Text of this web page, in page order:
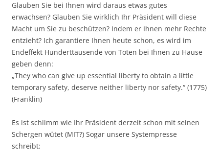
Glauben Sie bei Ihnen wird daraus etwas gutes
erwachsen? Glauben Sie wirklich Ihr Präsident will diese
Macht um Sie zu beschützen? Indem er Ihnen mehr Rechte
entzieht? Ich garantiere Ihnen heute schon, es wird im
Endeffekt Hunderttausende von Toten bei Ihnen zu Hause
geben denn:
„They who can give up essential liberty to obtain a little
temporary safety, deserve neither liberty nor safety.“ (1775)
(Franklin)
Es ist schlimm wie Ihr Präsident derzeit schon mit seinen
Schergen wütet (MIT?) Sogar unsere Systempresse
schreibt: